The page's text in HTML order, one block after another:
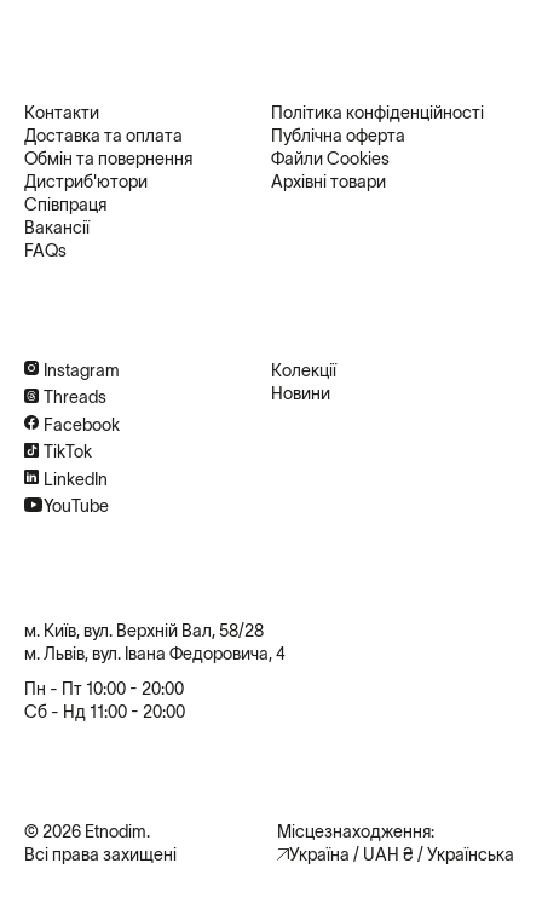
Instagram
Threads
Facebook
TikTok
LinkedIn
YouTube
Контакти
Доставка та оплата
Обмін та повернення
Дистриб'ютори
Співпраця
Вакансії
FAQs
Політика конфіденційності
Публічна оферта
Файли Cookies
Архівні товари
Колекції
Новини
м. Київ, вул. Верхній Вал, 58/28
м. Львів, вул. Івана Федоровича, 4
Пн - Пт 10:00 - 20:00
Сб - Нд 11:00 - 20:00
© 2026 Etnodim.
Всі права захищені
Місцезнаходження:
Україна / UAH ₴ / Українська